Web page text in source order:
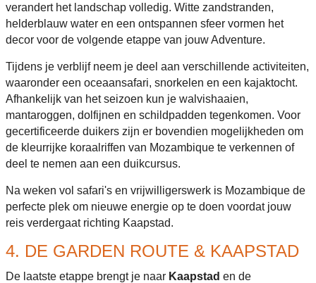
verandert het landschap volledig. Witte zandstranden,
helderblauw water en een ontspannen sfeer vormen het
decor voor de volgende etappe van jouw Adventure.
Tijdens je verblijf neem je deel aan verschillende activiteiten,
waaronder een oceaansafari, snorkelen en een kajaktocht.
Afhankelijk van het seizoen kun je walvishaaien,
mantaroggen, dolfijnen en schildpadden tegenkomen. Voor
gecertificeerde duikers zijn er bovendien mogelijkheden om
de kleurrijke koraalriffen van Mozambique te verkennen of
deel te nemen aan een duikcursus.
Na weken vol safari's en vrijwilligerswerk is Mozambique de
perfecte plek om nieuwe energie op te doen voordat jouw
reis verdergaat richting Kaapstad.
4. DE GARDEN ROUTE & KAAPSTAD
De laatste etappe brengt je naar Kaapstad en de